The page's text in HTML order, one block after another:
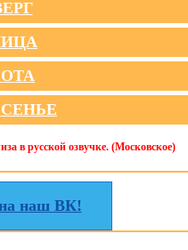
в русской озвучке. (Московское)
наш ВК!